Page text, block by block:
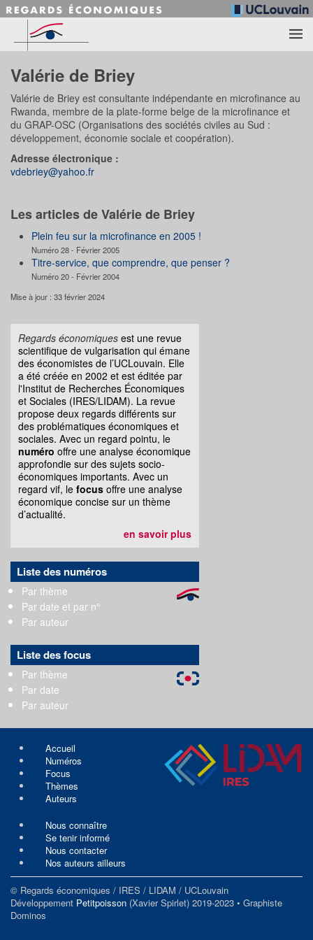
Accéder au contenu principal
Valérie de Briey
Valérie de Briey est consultante indépendante en microfinance au
Rwanda, membre de la plate-forme belge de la microfinance et
du GRAP-OSC (Organisations des sociétés civiles au Sud :
développement, économie sociale et coopération).
Adresse électronique :
vdebriey@yahoo.fr
Les articles de Valérie de Briey
Plein feu sur la microfinance en 2005 !
Numéro 28 - Février 2005
Titre-service, que comprendre, que penser ?
Numéro 20 - Février 2004
Mise à jour : 33 février 2024
Regards économiques est une revue
scientifique de vulgarisation qui émane
des économistes de l’UCLouvain. Elle
a été créée en 2002 et est éditée par
l'Institut de Recherches Économiques
et Sociales (IRES/LIDAM). La revue
propose deux regards différents sur
des problématiques économiques et
sociales. Avec un regard pointu, le
numéro offre une analyse économique
approfondie sur des sujets socio-
économiques importants. Avec un
regard vif, le focus offre une analyse
économique concise sur un thème
d’actualité.
en savoir plus
Liste des numéros
Par thème
Par date et par n°
Par auteur
Liste des focus
Par thème
Par date
Par auteur
Accueil
Numéros
Focus
Thèmes
Auteurs
Nous connaître
Se tenir informé
Nous contacter
Nos auteurs ailleurs
© Regards économiques / IRES / LIDAM / UCLouvain
Développement Petitpoisson (Xavier Spirlet) 2019-2023 • Graphiste
Dominos